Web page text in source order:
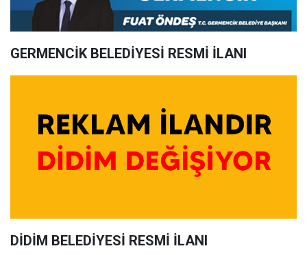
GERMENCİK BELEDİYESİ RESMİ İLANI
DİDİM BELEDİYESİ RESMİ İLANI